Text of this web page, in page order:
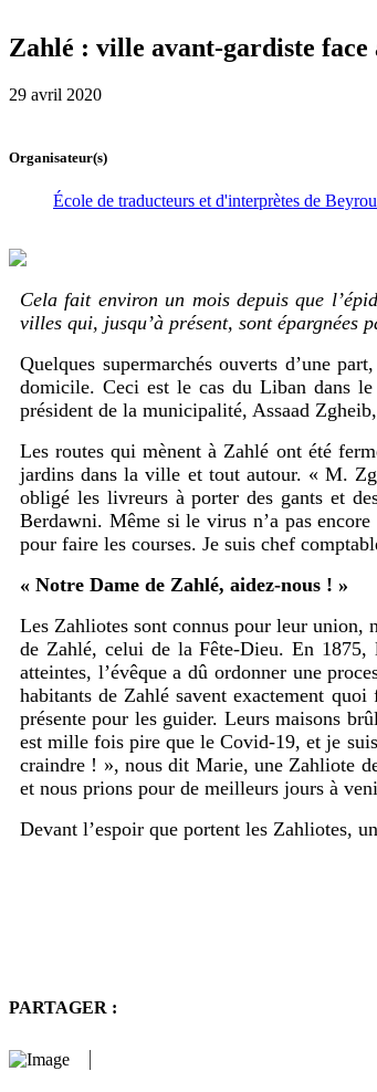
Zahlé : ville avant-gardiste
29 avril 2020
Organisateur(s)
École de traducteurs et d'interprètes de
Cela fait environ un mois depuis que
villes qui, jusqu’à présent, sont épargnées
Quelques supermarchés ouverts d’une
domicile. Ceci est le cas du Liban dans
président de la municipalité, Assaad
Les routes qui mènent à Zahlé ont été
jardins dans la ville et tout autour. « M.
obligé les livreurs à porter des gants et
Berdawni. Même si le virus n’a pas
pour faire les courses. Je suis chef
« Notre Dame de Zahlé, aidez-nous ! »
Les Zahliotes sont connus pour leur union,
de Zahlé, celui de la Fête-Dieu. En 1875,
atteintes, l’évêque a dû ordonner une
habitants de Zahlé savent exactement
présente pour les guider. Leurs maisons
est mille fois pire que le Covid-19, et je
craindre ! », nous dit Marie, une Zahliote
et nous prions pour de meilleurs jours à
Devant l’espoir que portent les Zahliotes,
PARTAGER :